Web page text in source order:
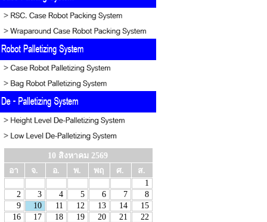
10 สิงหาคม 2569
อา
จ. อ. พ. พฤ ศ.
ส.
1
2
3 4 5 6 7
8
9
10 11 12 13 14
15
16
17 18 19 20 21
22